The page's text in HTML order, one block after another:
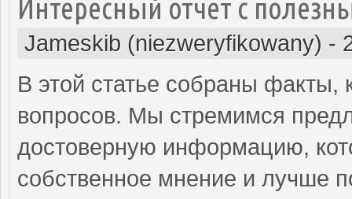
Интересный отчет с
Jameskib (niezweryfikowany) -
В этой статье собраны
вопросов. Мы стремимся
достоверную информацию,
собственное мнение и лучше